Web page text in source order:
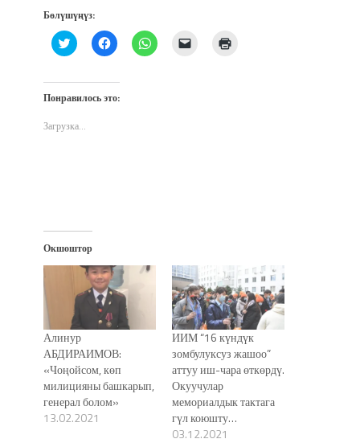
Бөлүшүңүз:
Нажмите,
чтобы
Twitter
в
окне)
Нажмите,
чтобы
Facebook
в
Нажмите,
чтобы
Послать
ссылку
Понравилось это:
Загрузка...
Окшоштор
Алинур
АБДИРАИМОВ:
«Чоңойсом, көп
милицияны башкарып,
генерал болом»
13.02.2021
ИИМ “16 күндүк
зомбулуксуз жашоо”
аттуу иш-чара өткөрдү.
Окуучулар
мемориалдык тактага
гүл коюшту…
03.12.2021